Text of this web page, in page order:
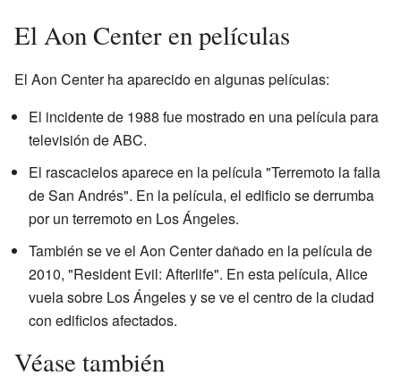
El Aon Center en películas
El Aon Center ha aparecido en algunas películas:
El incidente de 1988 fue mostrado en una película para
televisión de ABC.
El rascacielos aparece en la película "Terremoto la falla
de San Andrés". En la película, el edificio se derrumba
por un terremoto en Los Ángeles.
También se ve el Aon Center dañado en la película de
2010, "Resident Evil: Afterlife". En esta película, Alice
vuela sobre Los Ángeles y se ve el centro de la ciudad
con edificios afectados.
Véase también